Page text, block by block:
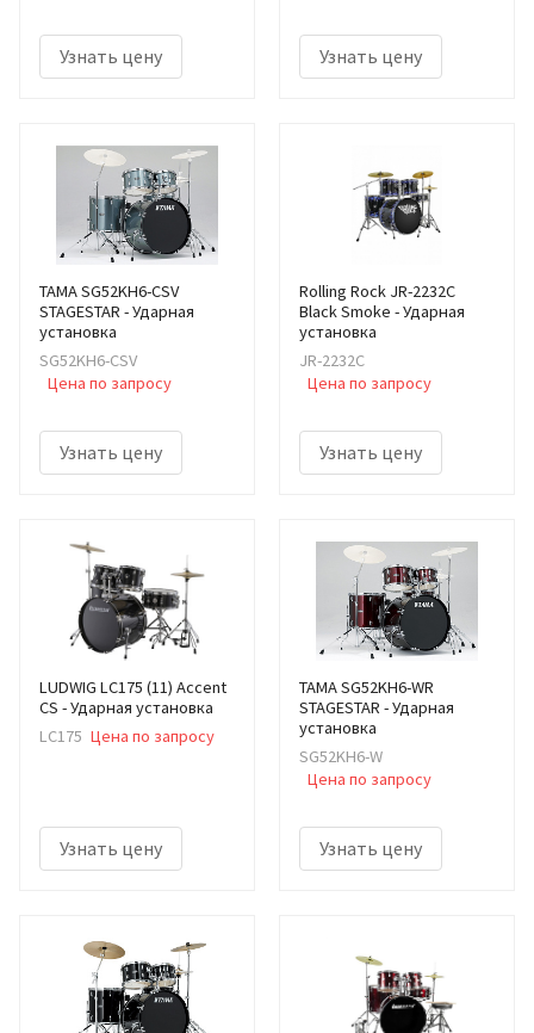
Узнать цену Узнать цену
TAMA SG52KH6-CSV
STAGESTAR - Ударная
установка
SG52KH6-CSV
Цена по запросу
Узнать цену
Rolling Rock JR-2232C
Black Smoke - Ударная
установка
JR-2232C
Цена по запросу
Узнать цену
LUDWIG LC175 (11) Accent
CS - Ударная установка
LC175 Цена по запросу
Узнать цену
TAMA SG52KH6-WR
STAGESTAR - Ударная
установка
SG52KH6-W
Цена по запросу
Узнать цену